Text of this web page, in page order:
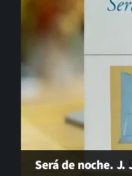
Será de noche.